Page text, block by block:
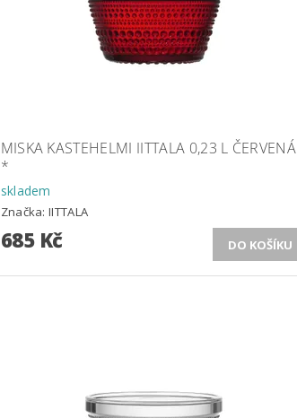
MISKA KASTEHELMI IITTALA 0,23 L ČERVENÁ
*
skladem
Značka:IITTALA
685 Kč